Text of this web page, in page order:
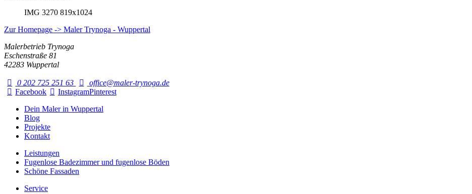
IMG 3270 819x1024
Zur Homepage -> Maler Trynoga - Wuppertal
Malerbetrieb Trynoga
Eschenstraße 81
42283 Wuppertal
0 202 725 251 63
office@maler-trynoga.de
Facebook
InstagramPinterest
Dein Maler in Wuppertal
Blog
Projekte
Kontakt
Leistungen
Fugenlose Badezimmer und fugenlose Böden
Schöne Fassaden
Service